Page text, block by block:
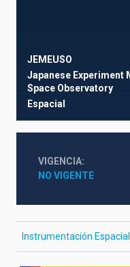
JEMEUSO
Japanese Experiment
Space Observatory
Espacial
VIGENCIA
NO VIGENTE
Instrumentación Espacial